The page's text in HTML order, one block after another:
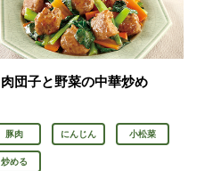
肉団子と野菜の中華炒め
豚肉 にんじん 小松菜
炒める